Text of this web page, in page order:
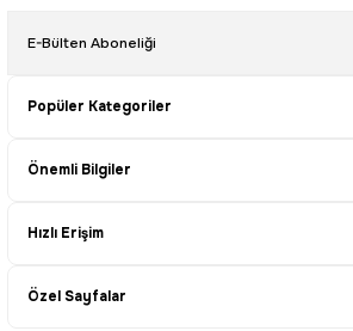
Popüler Kategoriler
Önemli Bilgiler
Hızlı Erişim
Özel Sayfalar